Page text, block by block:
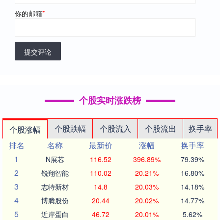
你的邮箱*
提交评论
个股实时涨跌榜
个股涨幅 个股跌幅 个股流入 个股流出
换手率
排名
名称 最新价 涨幅
换手率
1
N展芯 116.52 396.89% 79.39%
2 锐翔智能 110.02 20.21% 16.80%
3 志特新材 14.8 20.03% 14.18%
4 博腾股份 20.44 20.02% 14.77%
5 近岸蛋白 46.72 20.01% 5.62%